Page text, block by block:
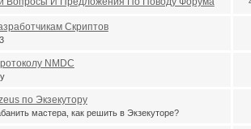
Скриптов
NMDC
по Экзекутору
мастера, как решить в Экзекуторе?